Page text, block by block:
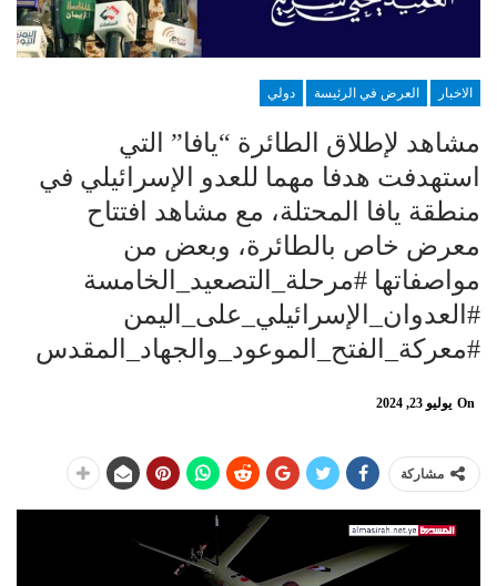
الاخبار العرض في الرئيسة دولي
مشاهد لإطلاق الطائرة “يافا” التي
استهدفت هدفا مهما للعدو الإسرائيلي في
منطقة يافا المحتلة، مع مشاهد افتتاح
معرض خاص بالطائرة، وبعض من
مواصفاتها #مرحلة_التصعيد_الخامسة
#العدوان_الإسرائيلي_على_اليمن
#معركة_الفتح_الموعود_والجهاد_المقدس
On يوليو 23, 2024
مشاركة
مشغل